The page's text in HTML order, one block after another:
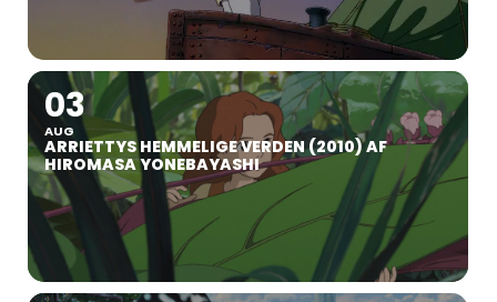
03
AUG
ARRIETTYS HEMMELIGE VERDEN (2010) AF
HIROMASA YONEBAYASHI